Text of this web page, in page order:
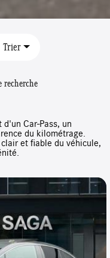
Trier
recherche
Car-Pass, un
du kilométrage.
et fiable du véhicule,